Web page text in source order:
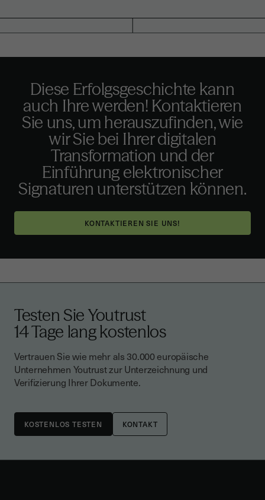
Diese Erfolgsgeschichte kann
auch Ihre werden! Kontaktieren
Sie uns, um herauszufinden, wie
wir Sie bei Ihrer digitalen
Transformation und der
Einführung elektronischer
Signaturen unterstützen können.
KONTAKTIEREN SIE UNS!
Testen Sie Youtrust
14 Tage lang kostenlos
Vertrauen Sie wie mehr als 30.000 europäische
Unternehmen Youtrust zur Unterzeichnung und
Verifizierung Ihrer Dokumente.
KONTAKT